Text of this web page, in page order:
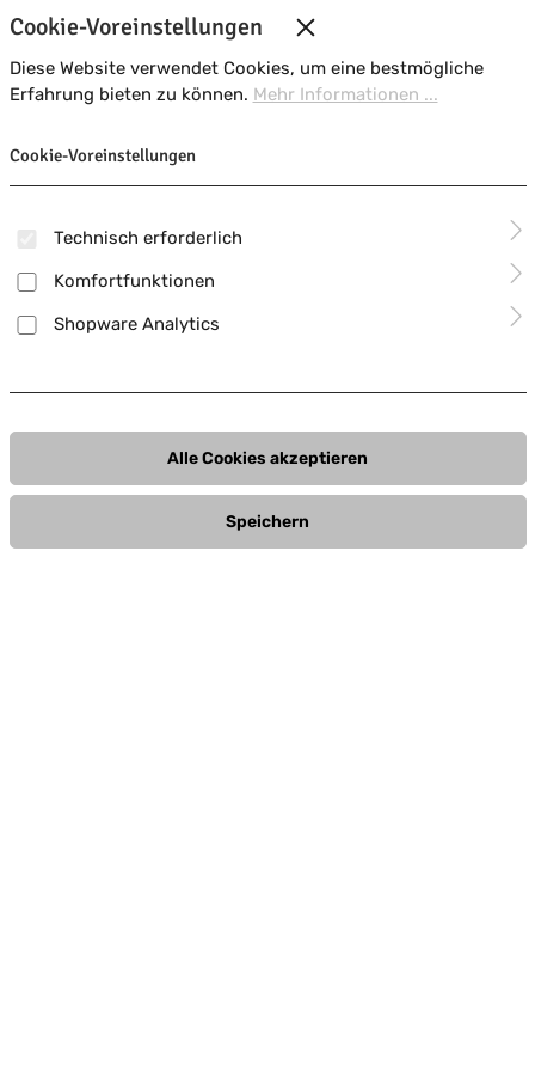
Cookie-Voreinstellungen
Diese Website verwendet Cookies, um eine bestmögliche
Erfahrung bieten zu können. Mehr Informationen ...
Cookie-Voreinstellungen
Technisch erforderlich
Komfortfunktionen
Shopware Analytics
Alle Cookies akzeptieren
Speichern